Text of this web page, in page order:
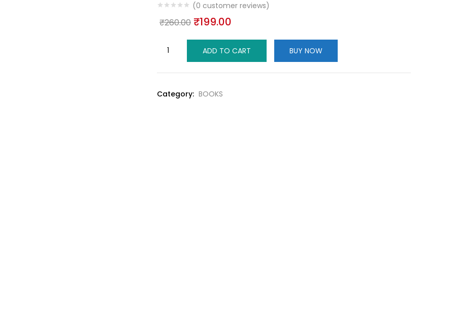
(0 customer reviews)
₹260.00 Original
was:
₹260.00.
₹199.00
is:
₹199.00.
English
–
Pub
ADD TO CART BUY NOW
Category: BOOKS